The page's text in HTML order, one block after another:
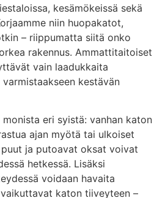
kesämökeissä sekä
niin huopakatot,
– riippumatta siitä onko
rakennus. Ammattitaitoiset
vain laadukkaita
kestävän
eri syistä: vanhan katon
ajan myötä tai ulkoiset
ja putoavat oksat voivat
hetkessä. Lisäksi
voidaan havaita
katon tiiveyteen –